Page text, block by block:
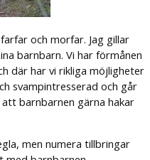
och morfar. Jag gillar
barnbarn. Vi har förmånen
där har vi rikliga möjligheter
svampintresserad och går
barnbarnen gärna hakar
men numera tillbringar